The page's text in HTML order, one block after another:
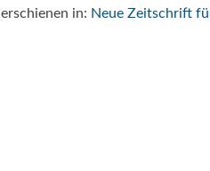
erschienen in: Neue Zeitschrift